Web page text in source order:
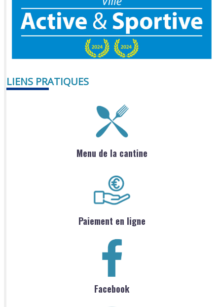
LIENS PRATIQUES
Menu de la cantine
Paiement en ligne
Facebook